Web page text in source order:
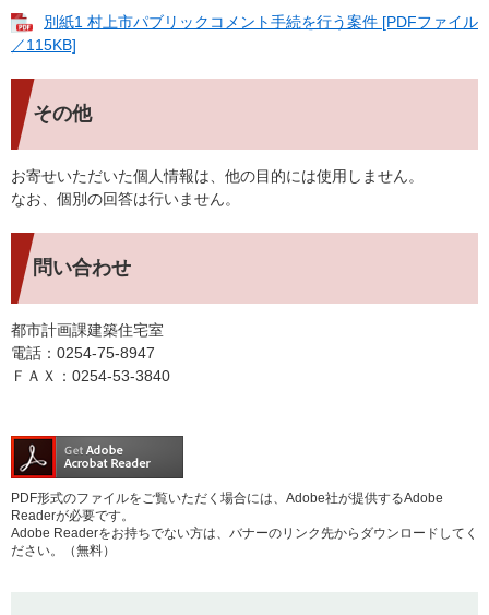
別紙1 村上市パブリックコメント手続を行う案件 [PDFファイル
／115KB]
その他
お寄せいただいた個人情報は、他の目的には使用しません。
なお、個別の回答は行いません。
問い合わせ
都市計画課建築住宅室
電話：0254-75-8947
ＦＡＸ：0254-53-3840
PDF形式のファイルをご覧いただく場合には、Adobe社が提供するAdobe
Readerが必要です。
Adobe Readerをお持ちでない方は、バナーのリンク先からダウンロードしてく
ださい。（無料）